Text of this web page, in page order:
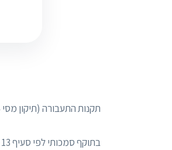
תקנות התעבורה (תיקון מסי 4), התש״ף
בתוקף סמכותי לפי סעיף 13 לפקודת התעבורה